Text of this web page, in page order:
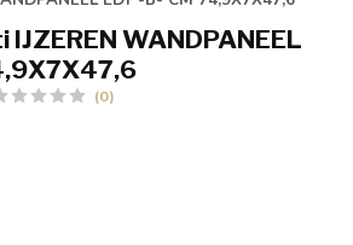
WANDPANEEL
(0)